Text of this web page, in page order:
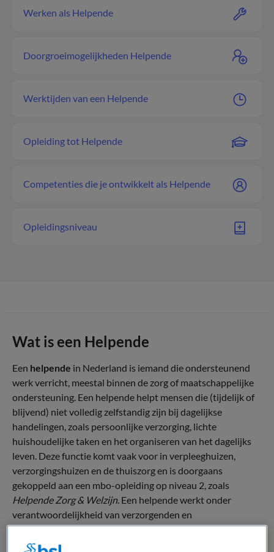
Werken als Helpende
Doorgroeimogelijkheden Helpende
Werktijden van een Helpende
Opleiding tot Helpende
Competenties die je ontwikkelt als Helpende
Opleidingsniveau
Wat is een Helpende
Een helpende in Nederland is iemand die ondersteunend
werk verricht, meestal binnen de zorg of maatschappelijke
ondersteuning. Een helpende helpt mensen die (tijdelijk of
blijvend) niet volledig zelfstandig zijn bij dagelijkse
handelingen, zoals persoonlijke verzorging, lichte
huishoudelijke taken en het organiseren van het dagelijks
leven. Deze functie komt vaak voor in verpleeghuizen,
verzorgingshuizen en de thuiszorg en is doorgaans
gekoppeld aan een mbo-opleiding op niveau 2, zoals
Helpende Zorg & Welzijn. Een helpende werkt onder
verantwoordelijkheid van verzorgenden en
verpleegkundigen, heeft geen medische bevoegdheden en
vervult vooral een praktische en sociale rol. In bredere zin